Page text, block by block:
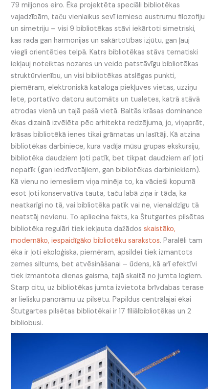
79 miljonos eiro. Ēka projektēta speciāli bibliotēkas
vajadzībām, taču vienlaikus sevī iemieso austrumu filozofiju
un simetriju – visi 9 bibliotēkas stāvi iekārtoti simetriski,
kas rada gan harmonijas un sakārtotības izjūtu, gan ļauj
viegli orientēties telpā. Katrs bibliotēkas stāvs tematiski
iekļauj noteiktas nozares un veido patstāvīgu bibliotēkas
struktūrvienību, un visi bibliotēkas atslēgas punkti,
piemēram, elektroniskā kataloga piekļuves vietas, uzziņu
lete, portatīvo datoru automāts un tualetes, katrā stāvā
atrodas vienā un tajā pašā vietā. Baltās krāsas dominance
ēkas dizainā izvēlēta pēc arhitekta redzējuma, jo, viņaprāt,
krāsas bibliotēkā ienes tikai grāmatas un lasītāji. Kā atzina
bibliotēkas darbiniece, kura vadīja mūsu grupas ekskursiju,
bibliotēka daudziem ļoti patīk, bet tikpat daudziem arī ļoti
nepatīk (gan iedzīvotājiem, gan bibliotēkas darbiniekiem).
Kā vienu no iemesliem viņa minēja to, ka vācieši kopumā
esot ļoti konservatīva tauta, taču labā ziņa ir tāda, ka
neatkarīgi no tā, vai bibliotēka patīk vai ne, vienaldzīgu tā
neatstāj nevienu. To apliecina fakts, ka Štutgartes pilsētas
bibliotēka regulāri tiek iekļauta dažādosskaistāko,
modernāko, iespaidīgāko bibliotēku sarakstos. Paralēli tam
ēka ir ļoti ekoloģiska, piemēram, apsildei tiek izmantots
zemes siltums, bet atvēsināšanai – ūdens, kā arī efektīvi
tiek izmantota dienas gaisma, tajā skaitā no jumta logiem.
Starp citu, uz bibliotēkas jumta izvietota brīvdabas terase
ar lielisku panorāmu uz pilsētu. Papildus centrālajai ēkai
Štutgartes pilsētas bibliotēkai ir 17 filiālbibliotēkas un 2
bibliobusi.